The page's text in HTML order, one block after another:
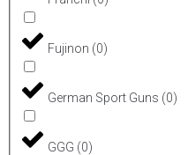
Fujinon (0)
German Sport Guns (0)
GGG (0)